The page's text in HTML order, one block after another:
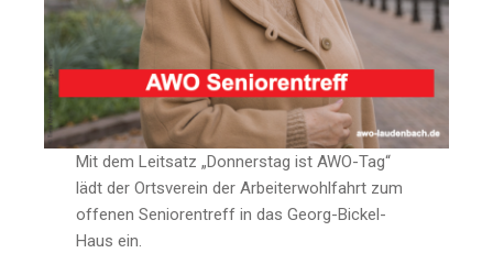
Mit dem Leitsatz „Donnerstag ist AWO-Tag“
lädt der Ortsverein der Arbeiterwohlfahrt zum
offenen Seniorentreff in das Georg-Bickel-
Haus ein.